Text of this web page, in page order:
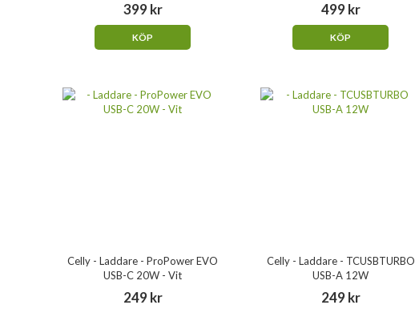
399 kr
KÖP
499 kr
KÖP
Celly - Laddare - ProPower EVO
USB-C 20W - Vit
249 kr
Celly - Laddare - TCUSBTURBO
USB-A 12W
249 kr